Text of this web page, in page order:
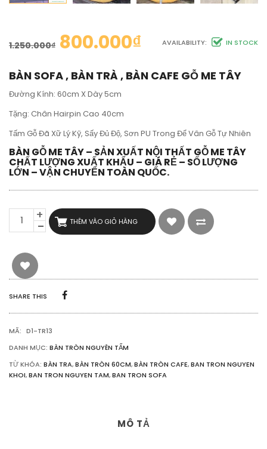
1.250.000₫ 800.000₫ AVAILABILITY: IN STOCK
BÀN SOFA , BÀN TRÀ , BÀN CAFE GỖ ME TÂY
Đường Kính: 60cm X Dày 5cm
Tặng: Chân Hairpin Cao 40cm
Tấm Gỗ Đã Xữ Lý Kỹ, Sấy Đủ Độ, Sơn PU Trong Để Vân Gỗ Tự Nhiên
BÀN GỖ ME TÂY – SẢN XUẤT NỘI THẤT GỖ ME TÂY
CHẤT LƯỢNG XUẤT KHẨU – GIÁ RẺ – SỐ LƯỢNG
LỚN – VẬN CHUYỂN TOÀN QUỐC.
TRÒN
CAFE
ME
TÂY
NGUYÊN
DK
SỐ
THÊM VÀO GIỎ HÀNG
SHARE THIS
MÃ: D1-TR13
DANH MỤC: BÀN TRÒN NGUYÊN TẤM
TỪ KHÓA: BÀN TRA,BÀN TRÒN 60CM,BÀN TRÒN CAFE,BAN TRON NGUYEN
KHOI,BAN TRON NGUYEN TAM,BAN TRON SOFA
MÔ TẢ